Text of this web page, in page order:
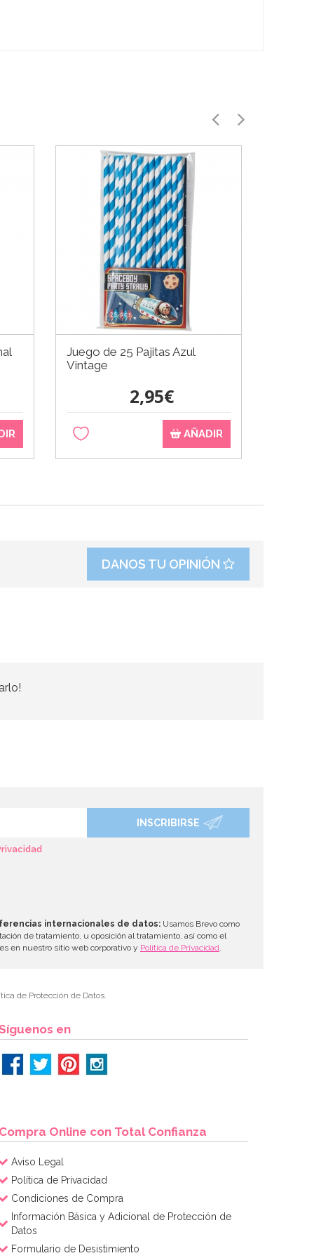
Juego de 25 Pajitas Azul
Vintage
2,95€
AÑADIR
DANOS TU OPINIÓN
INSCRIBIRSE
internacionales de datos: Usamos Brevo como
de tratamiento, u oposición al tratamiento, así como el
en nuestro sitio web corporativo y Política de Privacidad
de Protección de Datos.
en
Compra Online con Total Confianza
Aviso Legal
Política de Privacidad
Condiciones de Compra
Información Básica y Adicional de Protección de
Datos
Formulario de Desistimiento